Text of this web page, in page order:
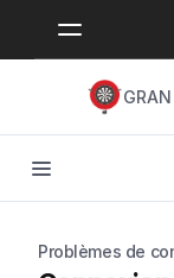
Problèmes de